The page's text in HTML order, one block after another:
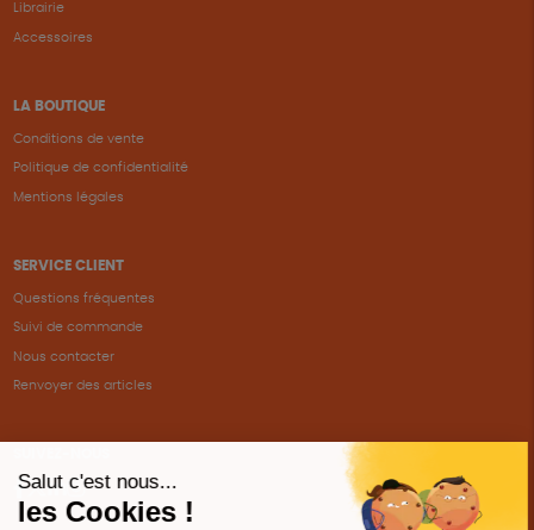
Librairie
Accessoires
LA BOUTIQUE
Conditions de vente
Politique de confidentialité
Mentions légales
SERVICE CLIENT
Questions fréquentes
Suivi de commande
Nous contacter
Renvoyer des articles